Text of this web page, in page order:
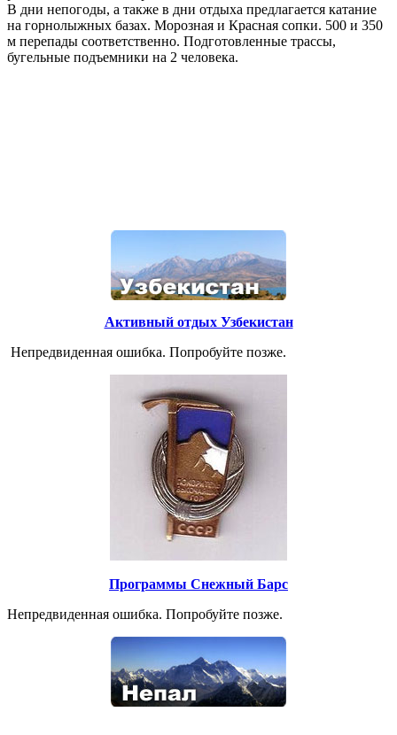
В дни непогоды, а также в дни отдыха предлагается катание
на горнолыжных базах. Морозная и Красная сопки. 500 и 350
м перепады соответственно. Подготовленные трассы,
бугельные подъемники на 2 человека.
Активный отдых Узбекистан
Непредвиденная ошибка. Попробуйте позже.
Программы Снежный Барс
Непредвиденная ошибка. Попробуйте позже.